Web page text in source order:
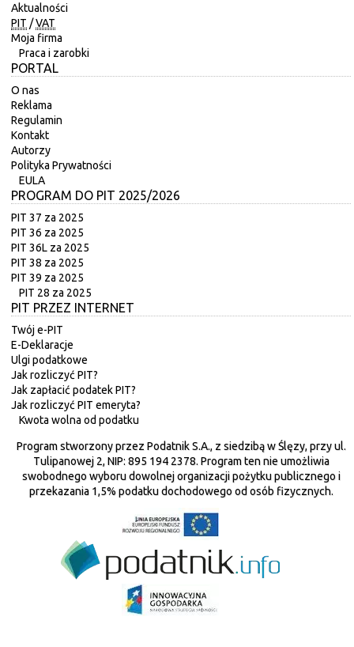
Aktualności
PIT /VAT
Moja firma
Praca i zarobki
PORTAL
O nas
Reklama
Regulamin
Kontakt
Autorzy
Polityka Prywatności
EULA
PROGRAM DO PIT 2025/2026
PIT 37 za 2025
PIT 36 za 2025
PIT 36L za 2025
PIT 38 za 2025
PIT 39 za 2025
PIT 28 za 2025
PIT PRZEZ INTERNET
Twój e-PIT
E-Deklaracje
Ulgi podatkowe
Jak rozliczyć PIT?
Jak zapłacić podatek PIT?
Jak rozliczyć PIT emeryta?
Kwota wolna od podatku
Program stworzony przez Podatnik S.A., z siedzibą w Ślęzy, przy ul.
Tulipanowej 2, NIP: 895 194 2378. Program ten nie umożliwia
swobodnego wyboru dowolnej organizacji pożytku publicznego i
przekazania 1,5% podatku dochodowego od osób fizycznych.